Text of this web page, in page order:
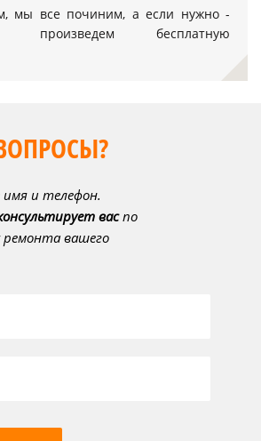
мы все починим, а если нужно -
произведем бесплатную
и телефон.
васпо
вашего